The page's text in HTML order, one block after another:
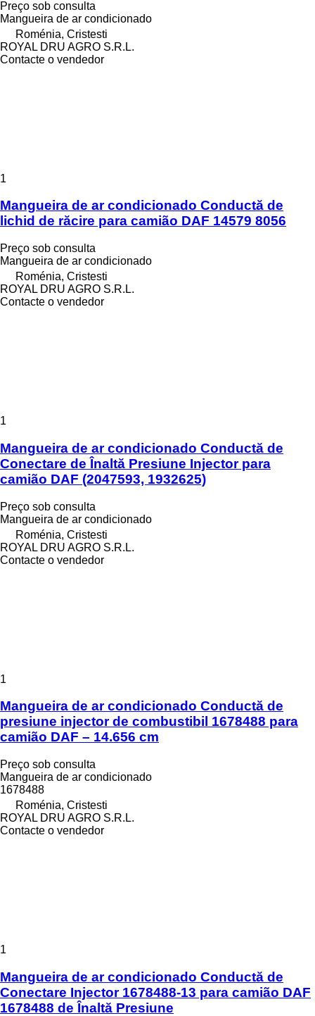
Preço sob consulta
Mangueira de ar condicionado
Roménia, Cristesti
ROYAL DRU AGRO S.R.L.
Contacte o vendedor
1
Mangueira de ar condicionado Conductă de
lichid de răcire para camião DAF 14579 8056
Preço sob consulta
Mangueira de ar condicionado
Roménia, Cristesti
ROYAL DRU AGRO S.R.L.
Contacte o vendedor
1
Mangueira de ar condicionado Conductă de
Conectare de Înaltă Presiune Injector para
camião DAF (2047593, 1932625)
Preço sob consulta
Mangueira de ar condicionado
Roménia, Cristesti
ROYAL DRU AGRO S.R.L.
Contacte o vendedor
1
Mangueira de ar condicionado Conductă de
presiune injector de combustibil 1678488 para
camião DAF – 14.656 cm
Preço sob consulta
Mangueira de ar condicionado
1678488
Roménia, Cristesti
ROYAL DRU AGRO S.R.L.
Contacte o vendedor
1
Mangueira de ar condicionado Conductă de
Conectare Injector 1678488-13 para camião DAF
1678488 de Înaltă Presiune